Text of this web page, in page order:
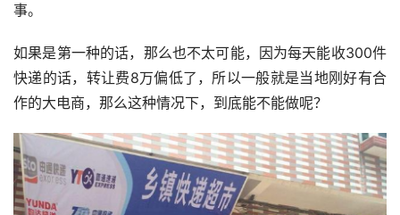
事。
如果是第一种的话，那么也不太可能，因为每天能收300件
快递的话，转让费8万偏低了，所以一般就是当地刚好有合
作的大电商，那么这种情况下，到底能不能做呢？